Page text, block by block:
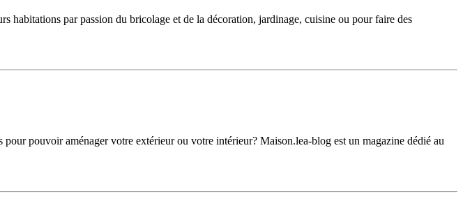
habitations par passion du bricolage et de la décoration, jardinage, cuisine ou pour faire des
pouvoir aménager votre extérieur ou votre intérieur? Maison.lea-blog est un magazine dédié au